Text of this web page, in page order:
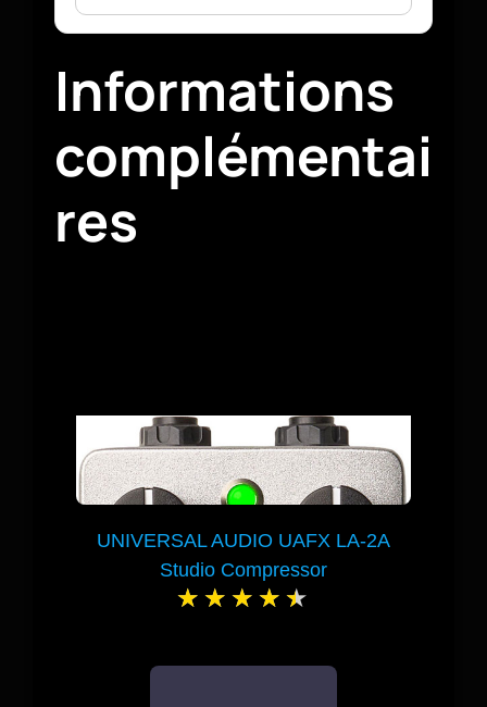
Informations
complémentai
res
UNIVERSAL AUDIO UAFX LA-2A
Studio Compressor